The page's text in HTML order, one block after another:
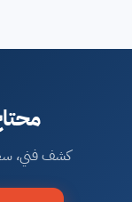
كشف فني، سعر